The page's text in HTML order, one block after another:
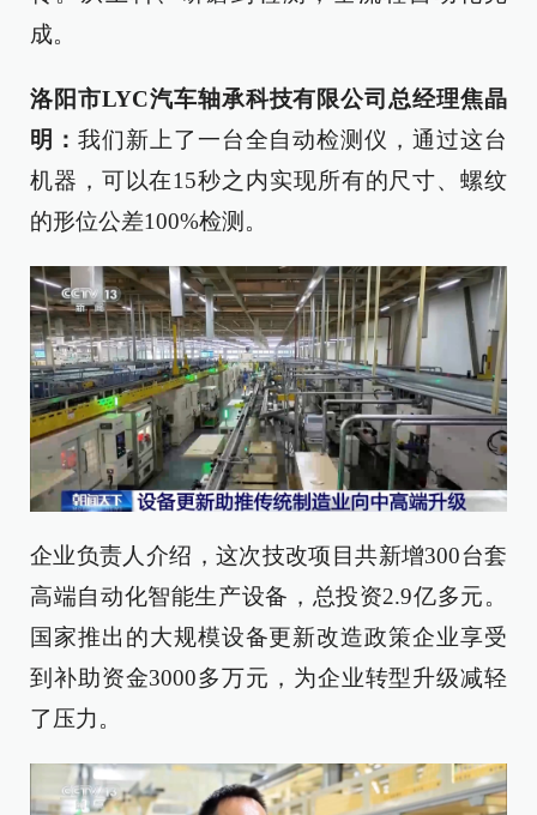
成。
洛阳市LYC汽车轴承科技有限公司总经理焦晶
明： 我们新上了一台全自动检测仪，通过这台
机器，可以在15秒之内实现所有的尺寸、螺纹
的形位公差100%检测。
企业负责人介绍，这次技改项目共新增300台套
高端自动化智能生产设备，总投资2.9亿多元。
国家推出的大规模设备更新改造政策企业享受
到补助资金3000多万元，为企业转型升级减轻
了压力。